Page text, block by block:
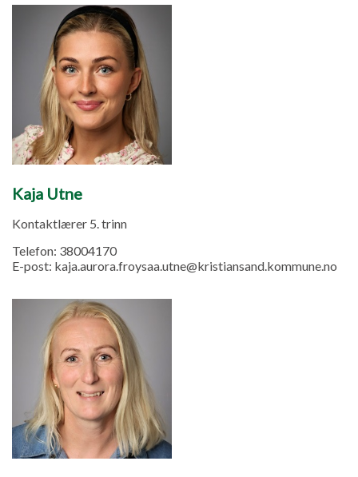
Kaja Utne
Kontaktlærer 5. trinn
Telefon: 38004170
E-post: kaja.aurora.froysaa.utne@kristiansand.kommune.no